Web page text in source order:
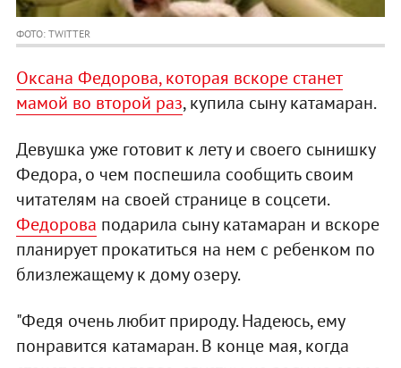
ФОТО: TWITTER
Оксана Федорова, которая вскоре станет
мамой во второй раз, купила сыну катамаран.
Девушка уже готовит к лету и своего сынишку
Федора, о чем поспешила сообщить своим
читателям на своей странице в соцcети.
Федорова подарила сыну катамаран и вскоре
планирует прокатиться на нем с ребенком по
близлежащему к дому озеру.
"Федя очень любит природу. Надеюсь, ему
понравится катамаран. В конце мая, когда